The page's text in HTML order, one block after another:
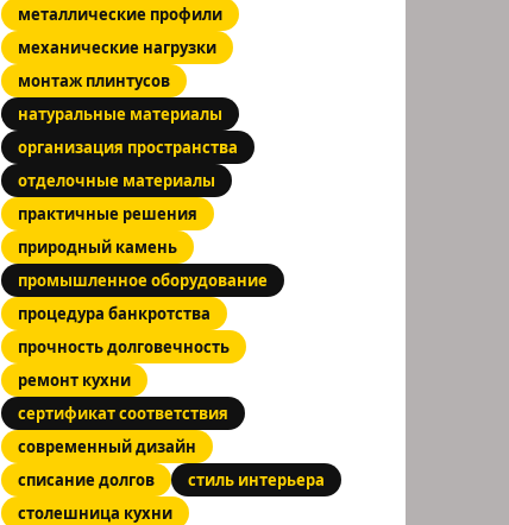
металлические профили
механические нагрузки
монтаж плинтусов
натуральные материалы
организация пространства
отделочные материалы
практичные решения
природный камень
промышленное оборудование
процедура банкротства
прочность долговечность
ремонт кухни
сертификат соответствия
современный дизайн
списание долгов
стиль интерьера
столешница кухни